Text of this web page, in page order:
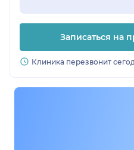
Записаться на
Клиника перезвонит